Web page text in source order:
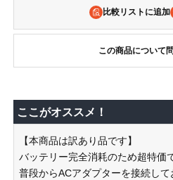
比較リストに追加
この商品について
ここがオススメ！
【本商品は訳あり品です】
バッテリー完全消耗のため超特価
普段からACアダプターを接続し